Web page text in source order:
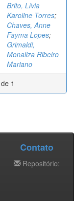
Brito, Lívia
Karoline Torres;
Chaves, Anne
Fayma Lopes;
Grimaldi,
Monaliza Ribeiro
Mariano
1
Contato
Repositório: